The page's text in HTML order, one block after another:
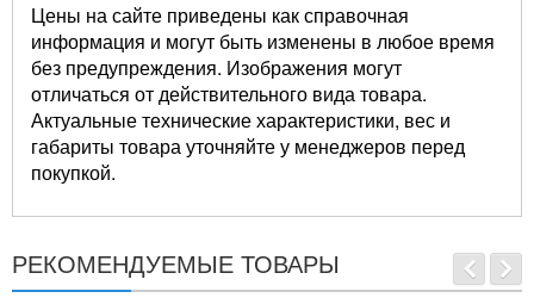
Цены на сайте приведены как справочная
информация и могут быть изменены в любое время
без предупреждения. Изображения могут
отличаться от действительного вида товара.
Актуальные технические характеристики, вес и
габариты товара уточняйте у менеджеров перед
покупкой.
РЕКОМЕНДУЕМЫЕ ТОВАРЫ